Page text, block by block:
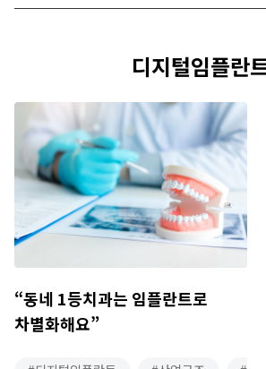
디지털임플란
“동네 1등치과는 임플란트로
차별화해요”